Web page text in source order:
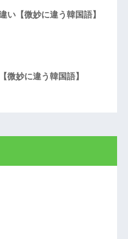
い【微妙に違う韓国語】
微妙に違う韓国語】